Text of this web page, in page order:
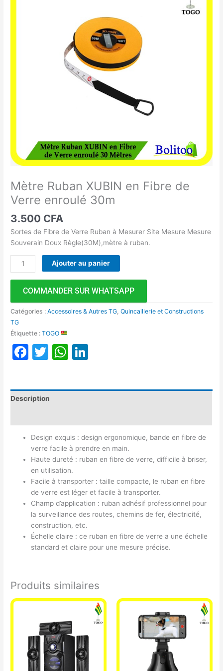
Mètre Ruban XUBIN en Fibre de
Verre enroulé 30m
3.500 CFA
Sortes de Fibre de Verre Ruban à Mesurer Site Mesure Mesure
Souverain Doux Règle(30M),mètre à ruban.
Ajouter au panier
COMMANDER SUR WHATSAPP
Catégories :Accessoires & Autres TG ,Quincaillerie et Constructions
TG
Étiquette :TOGO
Facebook
TwitterWhatsApp
Description
Design exquis : design ergonomique, bande en fibre de
verre facile à prendre en main.
Haute dureté : ruban en fibre de verre, difficile à briser,
en utilisation.
Facile à transporter : taille compacte, le ruban en fibre
de verre est léger et facile à transporter.
Champ d’application : ruban adhésif professionnel pour
la surveillance des routes, chemins de fer, électricité,
construction, etc.
Échelle claire : ce ruban en fibre de verre a une échelle
standard et claire pour une mesure précise.
Produits similaires